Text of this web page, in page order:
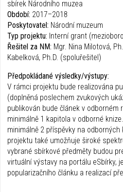
sbírek Národního muzea
Období: 2017–2018
Poskytovatel: Národní muzeum
Typ projektu: Interní grant
Řešitel za NM: Mgr. Nina Milotová,
Kabelková, Ph.D. (spoluřešitel)
Předpokládané výsledky/výstupy:
V rámci projektu bude realizována
(doplněná poslechem zvukových
publikován bude článek v odborném
minimálně 1 kapitola v odborné
minimálně 2 příspěvky na
projektu také umožňuje široké
vybrané sbírkové předměty budou
virtuální výstavy na portálu eSbírky,
popularizačního článku a realizací